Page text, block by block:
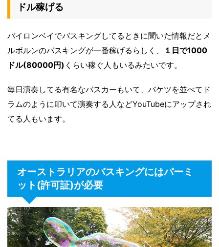
ドル稼げる
バイロンベイでバスキングしてるときに聞いた情報だとメ
ルボルンのバスキングが一番稼げるらしく、
１日で1000
ドル(80000円) くらい稼ぐ人もいるみたいです。
毎日演奏してる有名なバスカーもいて、バケツを並べてド
ラムのように叩いて演奏する人などYouTubeにアップされ
てる人もいます。
オーストラリアのバスキングにはパーミ
ット(許可証)が必要